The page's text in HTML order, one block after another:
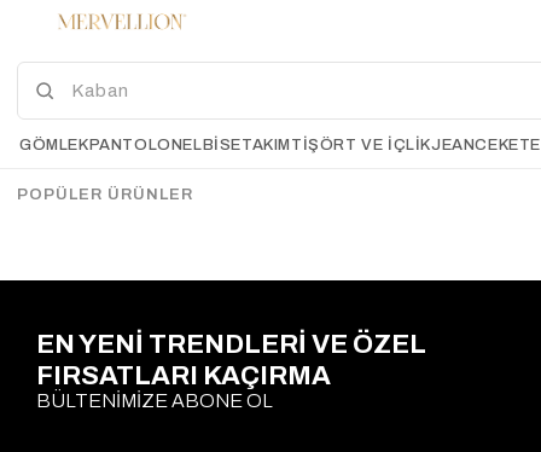
Manken boy 167cm
Kumaş İçeriği %50 akrilik %50 polyester
El İle Ölçümlerde 2-3 Cm Farklılık Gösterebilir.
Çekimde Std Beden kullanılmıştır. 34 bedenden 44 bedene kadar uyum
EN YENİ TRENDLERİ VE ÖZEL
FIRSATLARI KAÇIRMA
BÜLTENİMİZE ABONE OL
GÖMLEK PANTOLON ELBİSETAKIM TIŞÖRT VE İÇLIKJEANCEKET
POPÜLER ÜRÜNLER